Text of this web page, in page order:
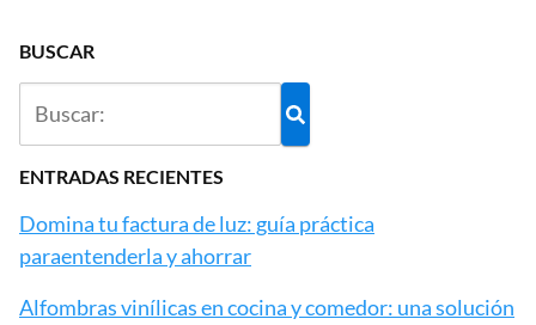
BUSCAR
ENTRADAS RECIENTES
Domina tu factura de luz: guía práctica
paraentenderla y ahorrar
Alfombras vinílicas en cocina y comedor: una solución